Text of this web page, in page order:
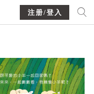
注册/登入